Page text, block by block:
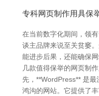
专科网页制作用具保
在当前数字化期间，领
谈主品牌来说至关贫窭
能进步后果，还能确保
几款值得保举的网页制
先，**WordPress** 是
鸿沟的网站。它提供了